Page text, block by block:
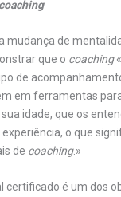
coaching
mudança de
que o coaching
de
em ferramentas
idade, que os
o que
de coaching.»
é um dos